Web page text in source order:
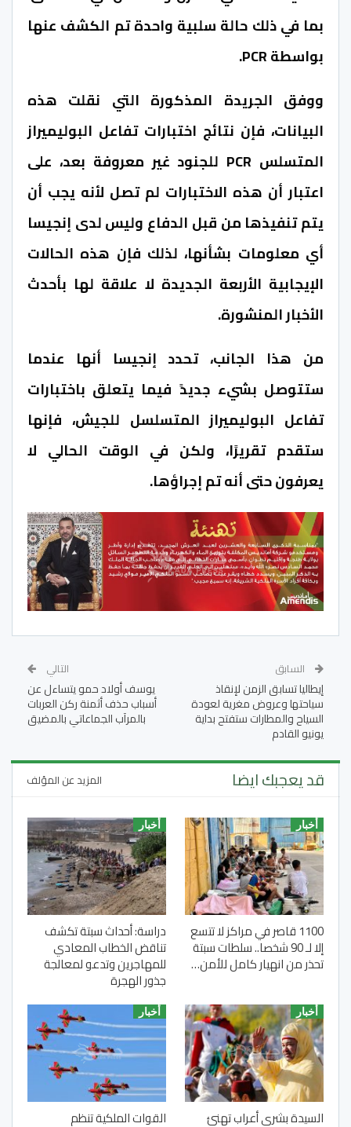
بما في ذلك حالة سلبية واحدة تم الكشف عنها
بواسطة PCR.
ووفق الجريدة المذكورة التي نقلت هذه
البيانات، فإن نتائج اختبارات تفاعل البوليميراز
المتسلس PCR للجنود غير معروفة بعد، على
اعتبار أن هذه الاختبارات لم تصل لأنه يجب أن
يتم تنفيذها من قبل الدفاع وليس لدى إنجيسا
أي معلومات بشأنها، لذلك فإن هذه الحالات
الإيجابية الأربعة الجديدة لا علاقة لها بأحدث
الأخبار المنشورة.
من هذا الجانب، تحدد إنجيسا أنها عندما
ستتوصل بشيء جديدً فيما يتعلق باختبارات
تفاعل البوليميراز المتسلسل للجيش، فإنها
ستقدم تقريرًا، ولكن في الوقت الحالي لا
يعرفون حتى أنه تم إجراؤها.
السابق
إيطاليا تسابق الزمن لإنقاذ
سياحتها وعروض مغرية لعودة
السياح والمطارات ستفتح بداية
يونيو القادم
التالي
يوسف أولاد حمو يتساءل عن
أسباب حذف أثمنة ركن العربات
بالمرآب الجماعاتي بالمضيق
قد يعجبك ايضا المزيد عن المؤلف
أخبار
1100 قاصر في مراكز لا تتسع
إلا لـ 90 شخصا.. سلطات سبتة
تحذر من انهيار كامل للأمن…
أخبار
دراسة: أحداث سبتة تكشف
تناقض الخطاب المعادي
للمهاجرين وتدعو لمعالجة
جذور الهجرة
أخبار
السيدة بشرى أعراب تهنئ
أخبار
القوات الملكية تنظم